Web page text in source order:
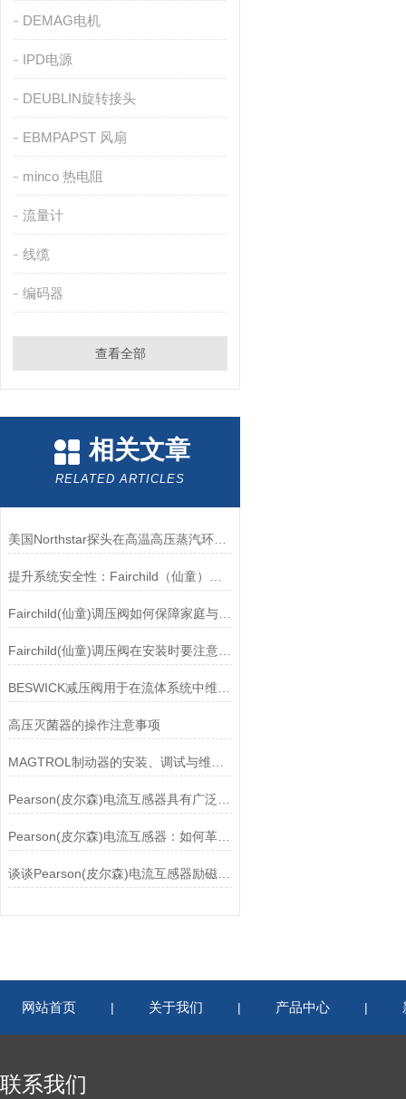
DEMAG电机
IPD电源
DEUBLIN旋转接头
EBMPAPST 风扇
minco 热电阻
流量计
线缆
编码器
查看全部
相关文章
RELATED ARTICLES
美国Northstar探头在高温高压蒸汽环境下的液位测量可靠性
Fairchild(仙童)调压阀如何保障家庭与工业安全？
Fairchild(仙童)调压阀在安装时要注意有哪些需要注意的地方？
高压灭菌器的操作注意事项
Pearson(皮尔森)电流互感器：如何革新电力监控？
谈谈Pearson(皮尔森)电流互感器励磁特性试验的目的
网站首页 | 关于我们 | 产品中心 |
联系我们